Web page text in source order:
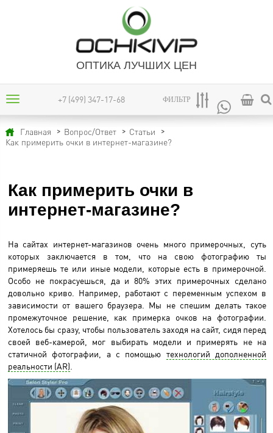
ОПТИКА ЛУЧШИХ ЦЕН
+7 (499) 347-17-68 ФИЛЬТР
Главная Вопрос/Ответ
Статьи
Как примерить очки в интернет-магазине?
Как примерить очки в
интернет-магазине?
На сайтах интернет-магазинов очень много примерочных, суть
которых заключается в том, что на свою фотографию ты
примеряешь те или иные модели, которые есть в примерочной.
Особо не покрасуешься, да и 80% этих примерочных сделано
довольно криво. Например, работают с переменным успехом в
зависимости от вашего браузера. Мы не спешим делать такое
промежуточное решение, как примерка очков на фотографии.
Хотелось бы сразу, чтобы пользователь заходя на сайт, сидя перед
своей веб-камерой, мог выбирать модели и примерять не на
статичной фотографии, а с помощью технологий дополненной
реальности (AR)